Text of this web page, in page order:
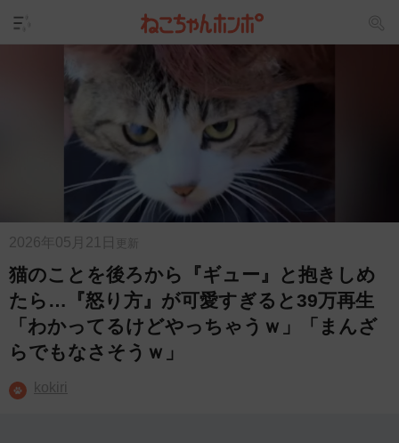
2026年05月21日 更新
猫のことを後ろから『ギュー』と抱きしめ
たら…『怒り方』が可愛すぎると39万再生
「わかってるけどやっちゃうｗ」「まんざ
らでもなさそうｗ」
kokiri